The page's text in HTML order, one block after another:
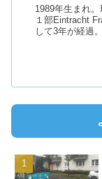
1989年生まれ
１部Eintracht
して3年が経過。